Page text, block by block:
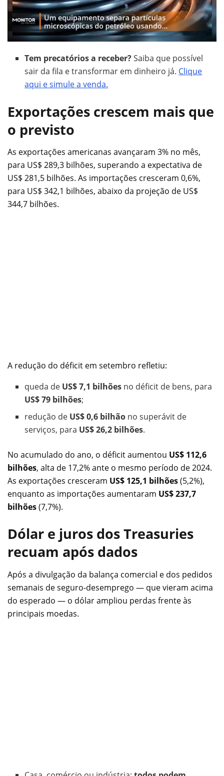
Tem precatórios a receber?Saiba que possível
sair da fila e transformar em dinheiro já. Clique
aqui e simule a venda.
Exportações crescem mais que
o previsto
As exportações americanas avançaram 3% no mês,
para US$ 289,3 bilhões, superando a expectativa de
US$ 281,5 bilhões. As importações cresceram 0,6%,
para US$ 342,1 bilhões, abaixo da projeção de US$
344,7 bilhões.
A redução do déficit em setembro refletiu:
queda de US$ 7,1 bilhões no déficit de bens, para
US$ 79 bilhões;
redução de US$ 0,6 bilhão no superávit de
serviços, para US$ 26,2 bilhões.
No acumulado do ano, o déficit aumentou US$ 112,6
bilhões, alta de 17,2% ante o mesmo período de 2024.
As exportações cresceram US$ 125,1 bilhões(5,2%),
enquanto as importações aumentaram US$ 237,7
bilhões(7,7%).
Dólar e juros dos Treasuries
recuam após dados
Após a divulgação da balança comercial e dos pedidos
semanais de seguro-desemprego — que vieram acima
do esperado — o dólar ampliou perdas frente às
principais moedas.